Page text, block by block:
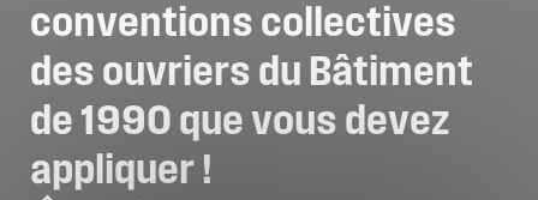
conventions collectives
des ouvriers du Bâtiment
de 1990 quevous devez
appliquer !